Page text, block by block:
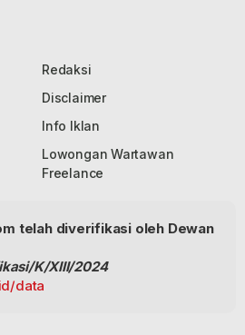
Redaksi
Disclaimer
Info Iklan
Lowongan Wartawan
Freelance
telah diverifikasi oleh Dewan
K/XIII/2024
data